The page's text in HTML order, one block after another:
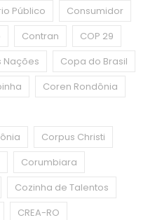
Público
Consumidor
Contran
COP 29
Nações
Copa do Brasil
Coren Rondônia
Corpus Christi
Corumbiara
Cozinha de Talentos
CREA-RO